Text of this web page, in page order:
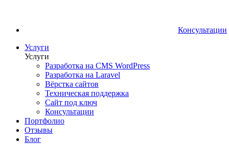
Консультации
Услуги
Услуги
Разработка на CMS WordPress
Разработка на Laravel
Вёрстка сайтов
Техническая поддержка
Сайт под ключ
Консультации
Портфолио
Отзывы
Блог